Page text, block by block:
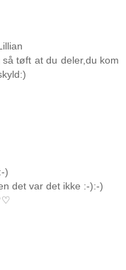
tøft at du deler,du kom
)
det var det ikke :-):-)